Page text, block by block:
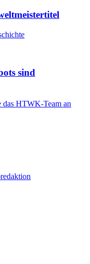
sind
HTWK-Team an